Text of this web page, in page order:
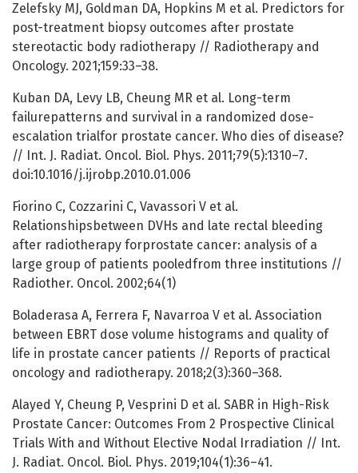
Zelefsky MJ, Goldman DA, Hopkins M et al. Predictors for
post-treatment biopsy outcomes after prostate
stereotactic body radiotherapy // Radiotherapy and
Oncology. 2021;159:33–38.
Kuban DA, Levy LB, Cheung MR et al. Long-term
failurepatterns and survival in a randomized dose-
escalation trialfor prostate cancer. Who dies of disease?
// Int. J. Radiat. Oncol. Biol. Phys. 2011;79(5):1310–7.
doi:10.1016/j.ijrobp.2010.01.006
Fiorino C, Cozzarini C, Vavassori V et al.
Relationshipsbetween DVHs and late rectal bleeding
after radiotherapy forprostate cancer: analysis of a
large group of patients pooledfrom three institutions //
Radiother. Oncol. 2002;64(1)
Boladerasa A, Ferrera F, Navarroa V et al. Association
between EBRT dose volume histograms and quality of
life in prostate cancer patients // Reports of practical
oncology and radiotherapy. 2018;2(3):360–368.
Alayed Y, Cheung P, Vesprini D et al. SABR in High-Risk
Prostate Cancer: Outcomes From 2 Prospective Clinical
Trials With and Without Elective Nodal Irradiation // Int.
J. Radiat. Oncol. Biol. Phys. 2019;104(1):36–41.